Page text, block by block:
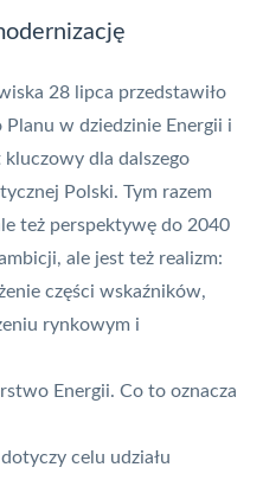
28 lipca przedstawiło
w dziedzinie Energii i
kluczowy dla dalszego
Polski. Tym razem
też perspektywę do 2040
ale jest też realizm:
części wskaźników,
rynkowym i
Energii. Co to oznacza
celu udziału